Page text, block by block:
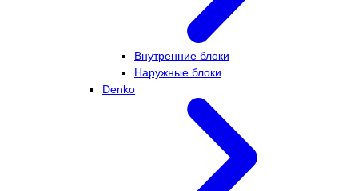
Внутренние блоки
Наружные блоки
Denko